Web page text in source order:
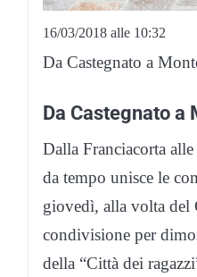
16/03/2018 alle 10:32
Da Castegnato a
Da Castegnato a
Dalla Franciacorta
da tempo unisce le
giovedì, alla volta del
condivisione per
della “Città dei